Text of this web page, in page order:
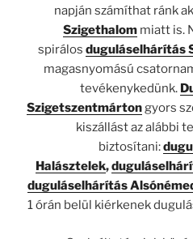
napján számíthat ránk
Szigethalom miatt is.
spirálos duguláselhárítás
magasnyomású
tevékenykedünk.
Szigetszentmártongyors
kiszállást az alábbi
biztosítani:
Halásztelek,
duguláselhárítás
1 órán belül kiérkenek